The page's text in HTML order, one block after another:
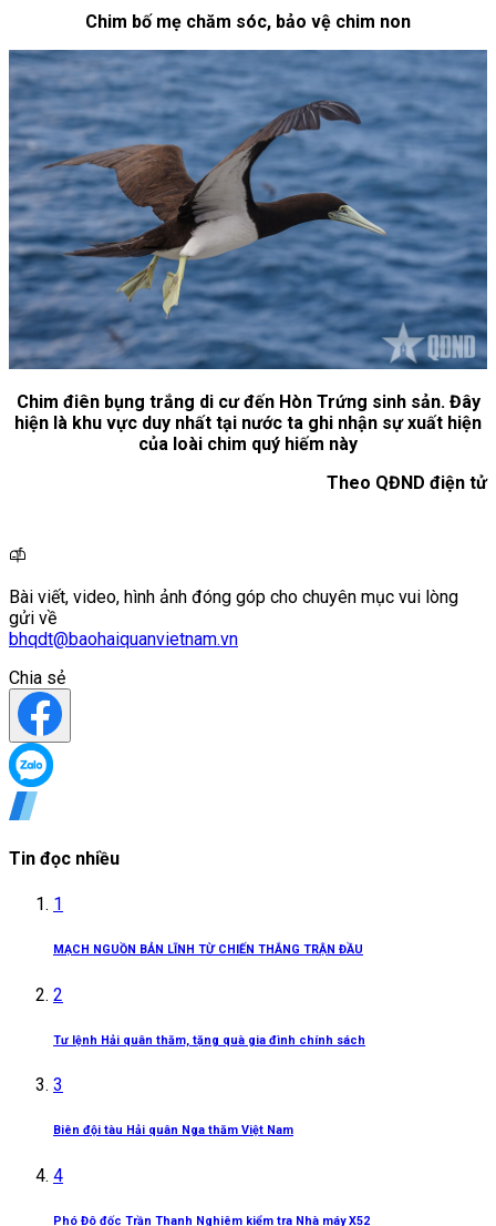
Chim bố mẹ chăm sóc, bảo vệ chim non
Chim điên bụng trắng di cư đến Hòn Trứng sinh sản. Đây
hiện là khu vực duy nhất tại nước ta ghi nhận sự xuất hiện
của loài chim quý hiếm này
Theo QĐND điện tử
Bài viết, video, hình ảnh đóng góp cho chuyên mục vui lòng
gửi về
bhqdt@baohaiquanvietnam.vn
Chia sẻ
Tin đọc nhiều
1
MẠCH NGUỒN BẢN LĨNH TỪ CHIẾN THẮNG TRẬN ĐẦU
2
Tư lệnh Hải quân thăm, tặng quà gia đình chính sách
3
Biên đội tàu Hải quân Nga thăm Việt Nam
4
Phó Đô đốc Trần Thanh Nghiêm kiểm tra Nhà máy X52